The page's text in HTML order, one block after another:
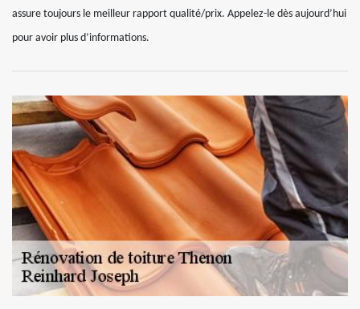
assure toujours le meilleur rapport qualité/prix. Appelez-le dès aujourd’hui
pour avoir plus d’informations.